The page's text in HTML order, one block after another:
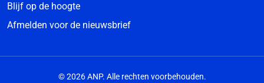
Blijf op de hoogte
Afmelden voor de nieuwsbrief
© 2026 ANP. Alle rechten voorbehouden.